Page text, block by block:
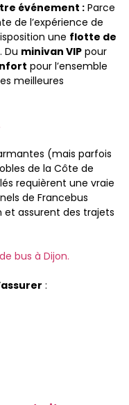
événement :Parce
de l’expérience de
une flotte de
. Du minivan VIP pour
pour l’ensemble
meilleures
(mais parfois
de la Côte de
requièrent une vraie
de Francebus
assurent des trajets
bus à Dijon.
: